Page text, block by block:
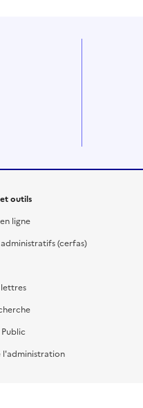
outils
ligne
(cerfas)
l'administration